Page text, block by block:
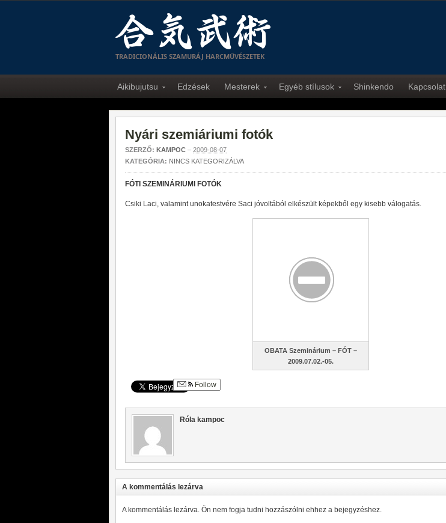
TRADICIONÁLIS SZAMURÁJ HARCMŰVÉSZETEK
Aikibujutsu Edzések Mesterek Egyéb stílusok Shinkendo Kapcsolat
Nyári szemiáriumi fotók
SZERZŐ: KAMPOC – 2009-08-07
KATEGÓRIA: NINCS KATEGORIZÁLVA
FÓTI SZEMINÁRIUMI FOTÓK
Csiki Laci, valamint unokatestvére Saci jóvoltából elkészült képekből egy kisebb válogatás.
OBATA Szeminárium – FÓT –
2009.07.02.-05.
Follow
Róla kampoc
A kommentálás lezárva
A kommentálás lezárva. Ön nem fogja tudni hozzászólni ehhez a bejegyzéshez.